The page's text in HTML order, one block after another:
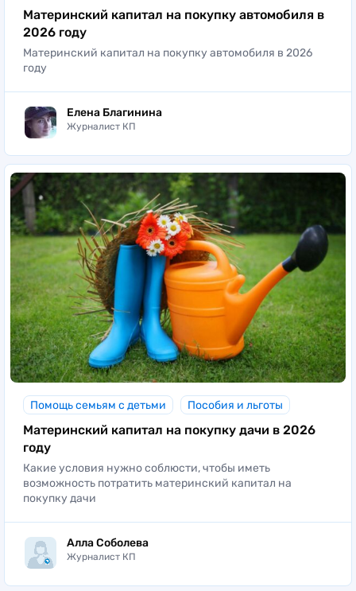
Материнский капитал на покупку автомобиля в
2026 году
Материнский капитал на покупку автомобиля в 2026
году
Елена Благинина
Журналист КП
Помощь семьям с детьми Пособия и льготы
Материнский капитал на покупку дачи в 2026
году
Какие условия нужно соблюсти, чтобы иметь
возможность потратить материнский капитал на
покупку дачи
Алла Соболева
Журналист КП